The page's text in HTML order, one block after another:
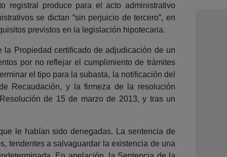
registral produce para el acto administrativo
se dictan “sin perjuicio de tercero”, en
previstos en la legislación hipotecaria.
Propiedad certificado de adjudicación de un
por no reflejar el cumplimiento de trámites
el tipo para la subasta, la notificación del
Recaudación, y la firmeza de la resolución
de 15 de marzo de 2013, y tras un
le habían sido denegadas. La sentencia de
tendentes a salvaguardar la existencia de una